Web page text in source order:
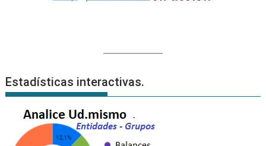
Estadísticas interactivas.